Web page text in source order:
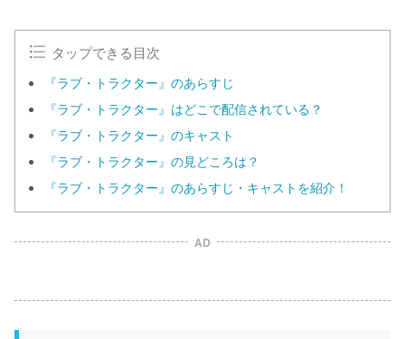
タップできる目次
『ラブ・トラクター』のあらすじ
『ラブ・トラクター』はどこで配信されている？
『ラブ・トラクター』のキャスト
『ラブ・トラクター』の見どころは？
『ラブ・トラクター』のあらすじ・キャストを紹介！
AD